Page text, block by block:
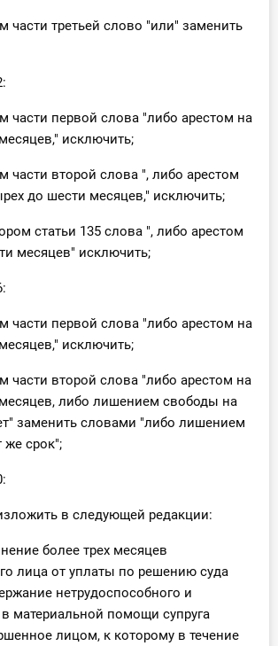
части третьей слово "или" заменить
части первой слова "либо арестом на
исключить;
части второй слова ", либо арестом
до шести месяцев," исключить;
статьи 135 слова ", либо арестом
месяцев" исключить;
части первой слова "либо арестом на
исключить;
части второй слова "либо арестом на
либо лишением свободы на
заменить словами "либо лишением
же срок";
в следующей редакции:
более трех месяцев
лица от уплаты по решению суда
нетрудоспособного и
материальной помощи супруга
лицом, к которому в течение